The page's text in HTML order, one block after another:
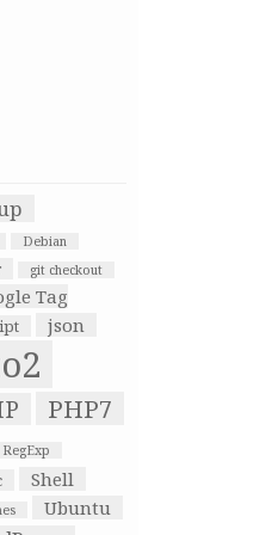
Debian
git checkout
Tag
json
PHP7
RegExp
Shell
Ubuntu